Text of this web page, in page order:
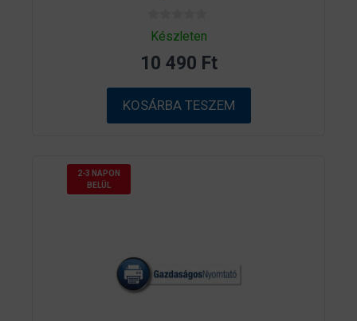
0
a
5
b
ő
l
Készleten
10 490 Ft
KOSÁRBA TESZEM
2-3 NAPON
BELÜL